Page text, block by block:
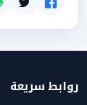
سريعة